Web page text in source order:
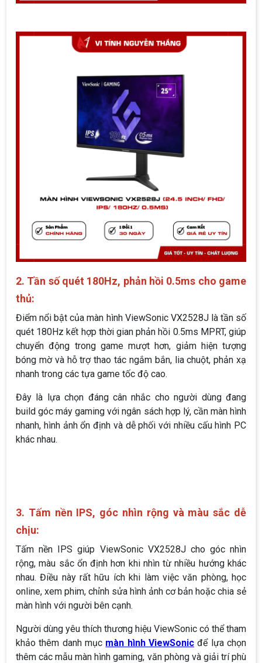
2. Tần số quét 180Hz, phản hồi 0.5ms cho game
thủ:
Điểm nổi bật của màn hình ViewSonic VX2528J là tần số
quét 180Hz kết hợp thời gian phản hồi 0.5ms MPRT, giúp
chuyển động trong game mượt hơn, giảm hiện tượng
bóng mờ và hỗ trợ thao tác ngắm bắn, lia chuột, phản xạ
nhanh trong các tựa game tốc độ cao.
Đây là lựa chọn đáng cân nhắc cho người dùng đang
build góc máy gaming với ngân sách hợp lý, cần màn hình
nhanh, hình ảnh ổn định và dễ phối với nhiều cấu hình PC
khác nhau.
3. Tấm nền IPS, góc nhìn rộng và màu sắc dễ
chịu:
Tấm nền IPS giúp ViewSonic VX2528J cho góc nhìn
rộng, màu sắc ổn định hơn khi nhìn từ nhiều hướng khác
nhau. Điều này rất hữu ích khi làm việc văn phòng, học
online, xem phim, chỉnh sửa hình ảnh cơ bản hoặc chia sẻ
màn hình với người bên cạnh.
Người dùng yêu thích thương hiệu ViewSonic có thể tham
khảo thêm danh mục màn hình ViewSonic để lựa chọn
thêm các mẫu màn hình gaming, văn phòng và giải trí phù